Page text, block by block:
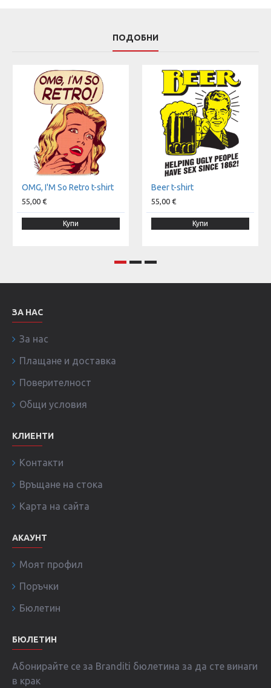
ПОДОБНИ
OMG, I'M So Retro t-shirt
55,00 €
Купи
Beer t-shirt
55,00 €
Купи
ЗА НАС
За нас
Плащане и доставка
Поверителност
Общи условия
КЛИЕНТИ
Контакти
Връщане на стока
Карта на сайта
АКАУНТ
Моят профил
Поръчки
Бюлетин
БЮЛЕТИН
Абонирайте се за Branditi бюлетина за да сте винаги
в крак